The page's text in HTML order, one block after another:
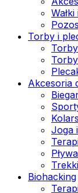
Torby i
Akcesoria
Joga
Biohacking